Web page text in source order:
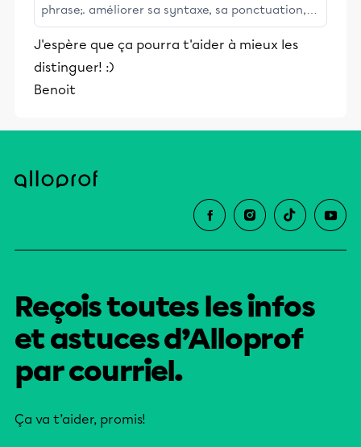
phrase;. améliorer sa syntaxe, sa ponctuation,
son orthographe lexicale et grammaticale;.
augmenter sa capacité ...
J'espère que ça pourra t'aider à mieux les
distinguer! :)
Benoit
Reçois toutes les infos
et astuces d’Alloprof
par courriel.
Ça va t’aider, promis!